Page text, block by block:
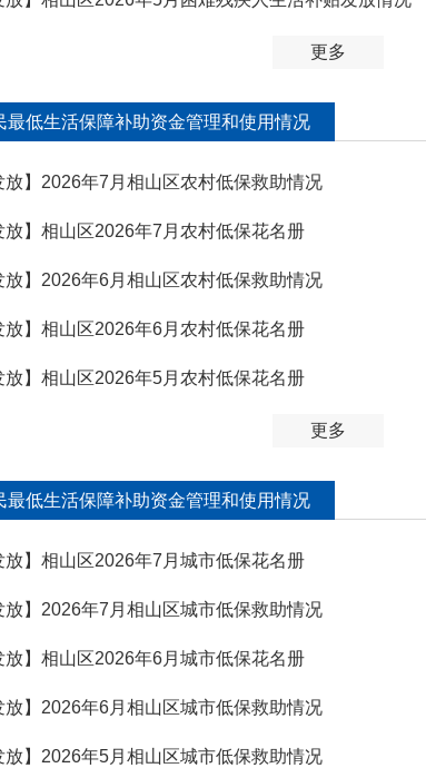
更多
最低生活保障补助资金管理和使用情况
放】2026年7月相山区农村低保救助情况
放】相山区2026年7月农村低保花名册
放】2026年6月相山区农村低保救助情况
放】相山区2026年6月农村低保花名册
放】相山区2026年5月农村低保花名册
更多
最低生活保障补助资金管理和使用情况
放】相山区2026年7月城市低保花名册
放】2026年7月相山区城市低保救助情况
放】相山区2026年6月城市低保花名册
放】2026年6月相山区城市低保救助情况
放】2026年5月相山区城市低保救助情况